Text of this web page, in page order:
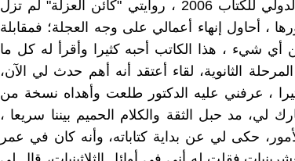
كان ذلك في معرض القاهرة الدولي للكتاب 2006 ، روايتي "كائن العزلة" لم تزل
، أحاول إنهاء أعمالي على وجه العجلة؛ فمقابلة
شيء ، هذا الكاتب أحبه كثيرا وأقرأ له كل ما
الثانوية، لقاء أعتقد أنه أهم حدث لي الآن،
، عرفني عليه الدكتور طلعت وأهداه نسخة من
لي، مد حبل الثقة والكلام الحميم بيننا سريعا ،
حكى لي عن بداية كتاباته، وأنه كان في عمر